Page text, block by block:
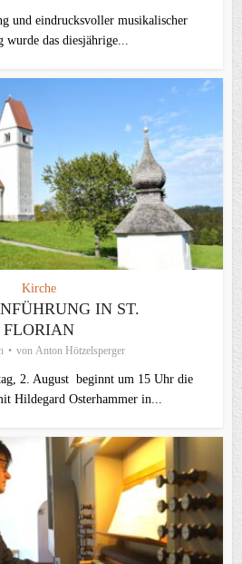
und eindrucksvoller musikalischer
wurde das diesjährige...
Kirche
IN ST.
FLORIAN
von Anton Hötzelsperger
2. August beginnt um 15 Uhr die
Hildegard Osterhammer in...